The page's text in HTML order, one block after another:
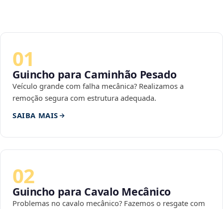
01
Guincho para Caminhão Pesado
Veículo grande com falha mecânica? Realizamos a
remoção segura com estrutura adequada.
SAIBA MAIS
02
Guincho para Cavalo Mecânico
Problemas no cavalo mecânico? Fazemos o resgate com